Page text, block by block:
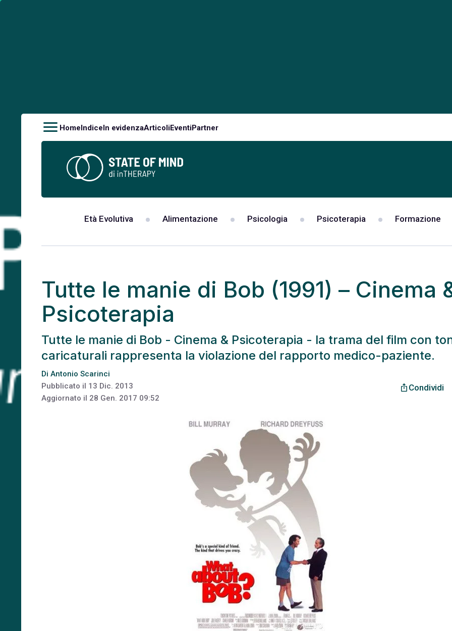
HomeIndiceIn evidenzaArticoliEventiPartner
Età Evolutiva Alimentazione Psicologia Psicoterapia Formazione
Tutte le manie di Bob (1991) – Cinema
Psicoterapia
Tutte le manie di Bob - Cinema & Psicoterapia - la trama del film con
cari­caturali rappresenta la violazione del rapporto medico-paziente.
Di Antonio Scarinci
Pubblicato il 13 Dic. 2013
Aggiornato il 28 Gen. 2017 09:52
ios_share Condividi